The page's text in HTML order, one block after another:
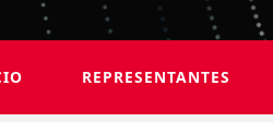
REPRESENTANTES